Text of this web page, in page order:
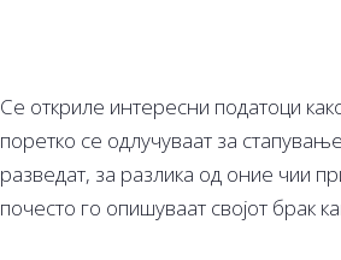
Се откриле интересни податоци
поретко се одлучуваат за
разведат, за разлика од оние чии
почесто го опишуваат својот брак